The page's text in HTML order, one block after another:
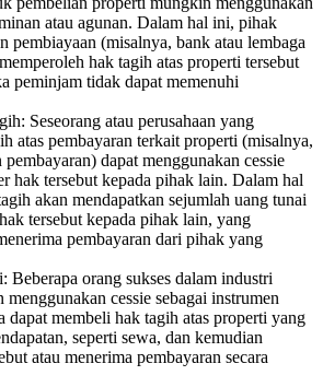
atau agunan. Dalam hal ini, pihak
pembiayaan (misalnya, bank atau lembaga
hak tagih atas properti tersebut
peminjam tidak dapat memenuhi
Seseorang atau perusahaan yang
atas pembayaran terkait properti (misalnya,
dapat menggunakan cessie
hak tersebut kepada pihak lain. Dalam hal
akan mendapatkan sejumlah uang tunai
tersebut kepada pihak lain, yang
pembayaran dari pihak yang
Beberapa orang sukses dalam industri
cessie sebagai instrumen
dapat membeli hak tagih atas properti yang
seperti sewa, dan kemudian
atau menerima pembayaran secara